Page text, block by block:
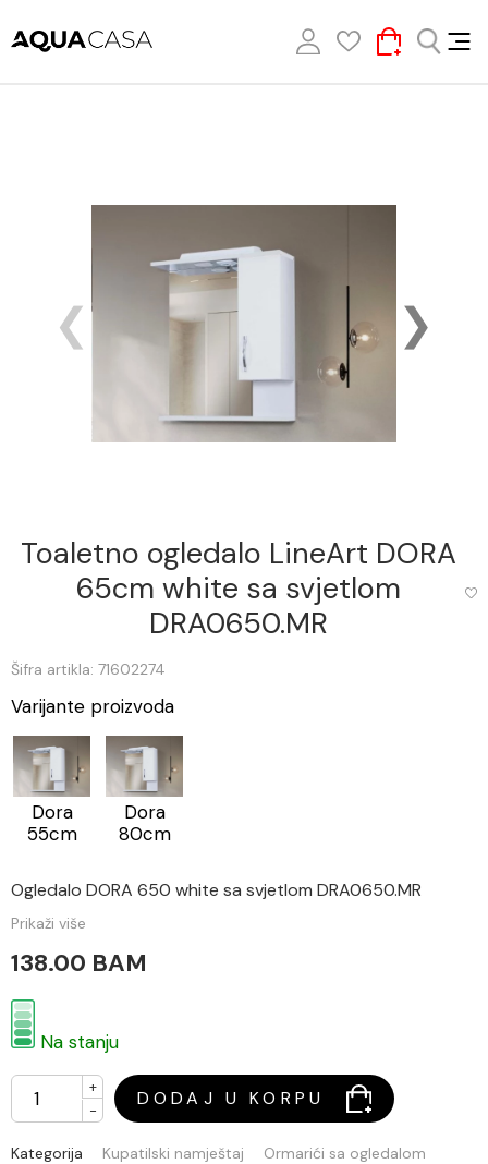
Toaletno ogledalo LineArt DORA
65cm white sa svjetlom
DRA0650.MR
Šifra artikla: 71602274
Varijante proizvoda
Dora
55cm
Dora
80cm
Ogledalo DORA 650 white sa svjetlom DRA0650.MR
Prikaži više
138.00 BAM
Na stanju
+
-
DODAJ U KORPU
Kategorija Kupatilski namještaj
Ormarići sa ogledalom